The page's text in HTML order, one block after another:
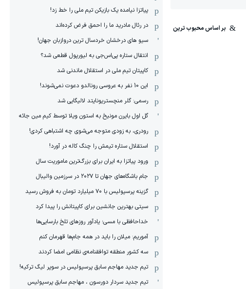
پیاتزا نیامده یک بازیکن تیم ملی را خط زد!
در رئال مادرید ما را احمق فرض کرده‌اند
سیو های درخشان خردسال ترین دروازبان جهان!
انتقال ستاره پی‌اس‌جی به لیورپول قطعی شد؟
کاپیتان تیم ملی در استقلال ماندنی شد
این 10 نفر به عروسی رونالدو دعوت نمی‌شوند!
رسمی: گلر منچستریونایتد لالیگایی شد
گل اول بایرن مونیخ به استون ویلا توسط کیم مین جائه
رودری، به زودی متوجه می‌شوی چه اشتباهی کردی!
استقلال ستاره تیمش را چنگ کاله در آورد!
ورود پیاتزا به ایران برای بزرگ‌ترین ماموریت سال
جام باشگاه‌های جهان تا ۲۰۲۷ در سرزمین والیبال
گزینه پرسپولیس با ۷۰ میلیارد تومان به فروش رسید
سیتی بهترین جانشین برای کاپیتانش را پیدا کرد
خداحافظی با مسی؛ یادآور روزهای تلخ بارسایی‌ها
آموریم: میلان را باید در همه جام‌ها قهرمان کنم
سه کشور منطقه توافقنامه‌ی نظامی امضا کردند
تیم جدید مهاجم سابق پرسپولیس در سوپر لیگ ترکیه!
تیم جدید سردار دورسون ، مهاجم سابق پرسپولیس